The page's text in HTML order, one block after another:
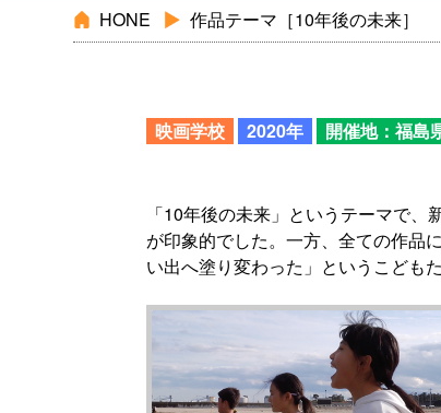
HONE 作品テーマ［10年後の未来］
映画学校 2020年 開催地：福島
「10年後の未来」というテーマで
が印象的でした。一方、全ての作品
い出へ塗り変わった」というこども